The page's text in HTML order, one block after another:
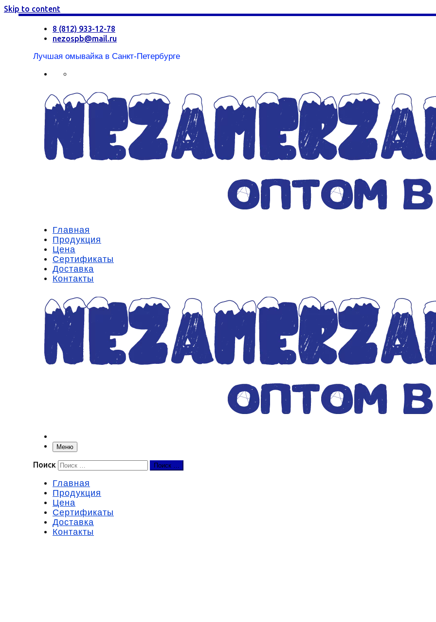
Skip to content
8 (812) 933-12-78
nezospb@mail.ru
Лучшая омывайка в Санкт-Петербурге
Главная
Продукция
Цена
Сертификаты
Доставка
Контакты
Меню
Поиск Поиск …
Главная
Продукция
Цена
Сертификаты
Доставка
Контакты